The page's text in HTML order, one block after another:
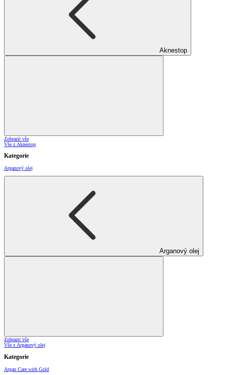
Aknestop
Zobrazit vše
Vše z Aknestop
Kategorie
Arganový olej
Arganový olej
Zobrazit vše
Vše z Arganový olej
Kategorie
Argan Care with Gold